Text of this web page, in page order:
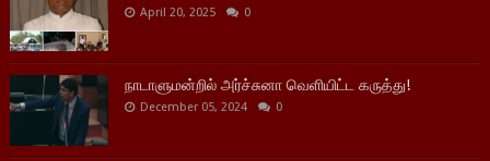
April 20, 2025 0
நாடாளுமன்றில் அர்ச்சுனா வெளியிட்ட கருத்து!
December 05, 2024 0